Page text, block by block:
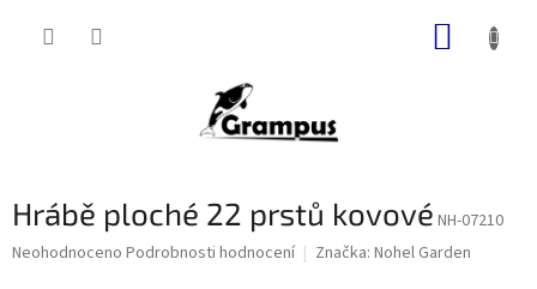
Hrábě ploché 22 prstů kovové NH-07210
Průměrné
Neohodnoceno Podrobnosti hodnocení Značka: Nohel Garden